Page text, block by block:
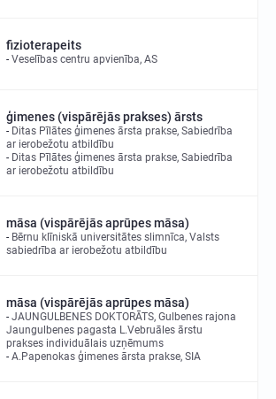
fizioterapeits
Veselības centru apvienība, AS
ģimenes (vispārējās prakses) ārsts
Ditas Pīlātes ģimenes ārsta prakse, Sabiedrība
ar ierobežotu atbildību
Ditas Pīlātes ģimenes ārsta prakse, Sabiedrība
ar ierobežotu atbildību
māsa (vispārējās aprūpes māsa)
Bērnu klīniskā universitātes slimnīca, Valsts
sabiedrība ar ierobežotu atbildību
māsa (vispārējās aprūpes māsa)
JAUNGULBENES DOKTORĀTS, Gulbenes rajona
Jaungulbenes pagasta L.Vebruāles ārstu
prakses individuālais uzņēmums
A.Papenokas ģimenes ārsta prakse, SIA